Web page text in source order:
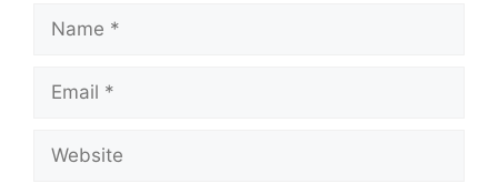
Name
Email
Website